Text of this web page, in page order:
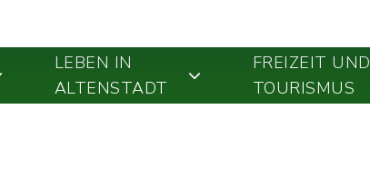
LEBEN IN
ALTENSTADT
FREIZEIT UND
TOURISMUS